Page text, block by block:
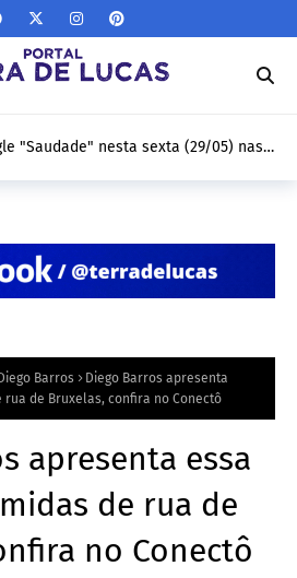
histórias, cultura e produção digital
Barros
Diego Barros apresenta
rua de Bruxelas, confira no Conectô
apresenta essa
de rua de
no Conectô